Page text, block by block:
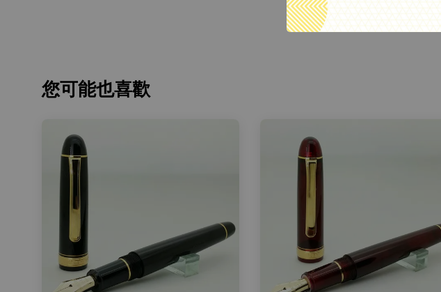
您可能也喜歡